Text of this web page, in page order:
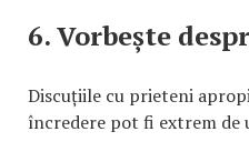
6. Vorbește
Discuțiile cu prieteni
încredere pot fi extrem de